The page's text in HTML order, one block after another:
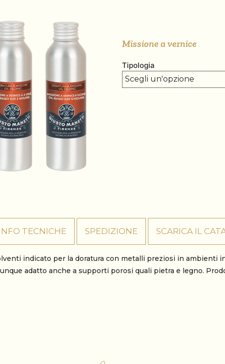
Missione a vernice
Tipologia
TECNICHE SPEDIZIONE SCARICA IL
indicato per la doratura con metalli preziosi in
adatto anche a supporti porosi quali pietra e legno.